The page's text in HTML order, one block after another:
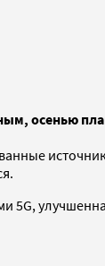
осенью
5G,